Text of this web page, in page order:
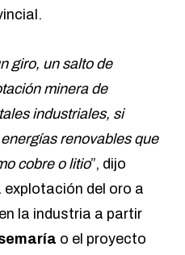
giro, un salto de
minera de
industriales, si
renovables que
cobre o litio”, dijo
explotación del oro a
la industria a partir
o el proyecto